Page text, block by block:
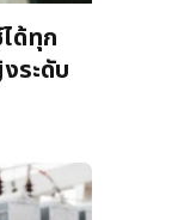
ด้ทุก
ระดับ